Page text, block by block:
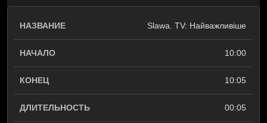
Slawa. TV: Найважливіше
10:00
10:05
00:05